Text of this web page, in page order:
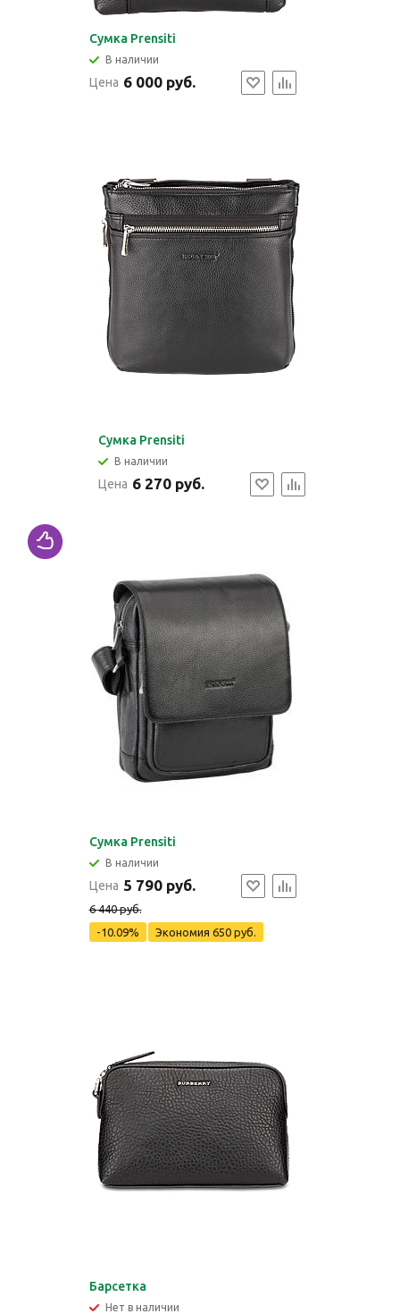
Cумка Prensiti
В наличии
Цена 6 000 руб.
Cумка Prensiti
В наличии
Цена 6 270 руб.
Сумка Prensiti
В наличии
Цена 5 790 руб.
6 440 руб.
-10.09%
Экономия 650 руб.
Барсетка
Нет в наличии